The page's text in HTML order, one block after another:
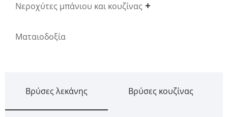
Νεροχύτες μπάνιου και κουζίνας
Ματαιοδοξία
Βρύσες λεκάνης Βρύσες κουζίνας